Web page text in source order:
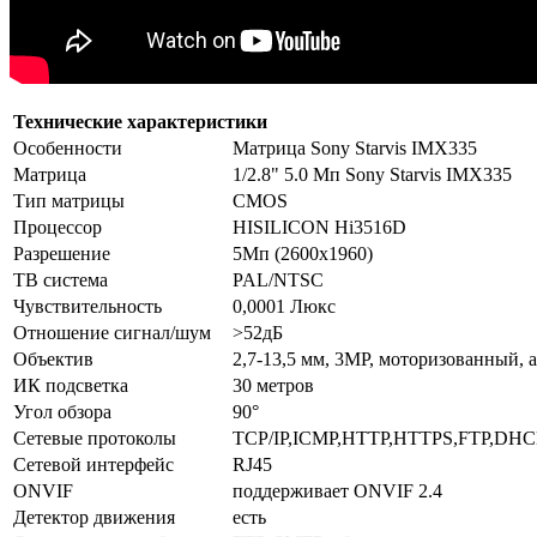
Технические характеристики
Особенности
Матрица Sony Starvis IMX335
Матрица
1/2.8" 5.0 Мп Sony Starvis IMX335
Тип матрицы
CMOS
Процессор
HISILICON Hi3516D
Разрешение
5Мп (2600х1960)
ТВ система
PAL/NTSC
Чувствительность
0,0001 Люкс
Отношение сигнал/шум
>52дБ
Объектив
2,7-13,5 мм, 3MP, моторизованный,
ИК подсветка
30 метров
Угол обзора
90°
Сетевые протоколы
TCP/
Сетевой интерфейс
RJ45
ONVIF
поддерживает ONVIF 2.4
Детектор движения
есть